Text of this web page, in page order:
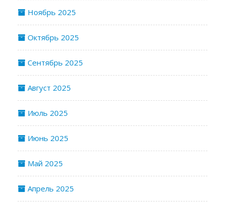
Ноябрь 2025
Октябрь 2025
Сентябрь 2025
Август 2025
Июль 2025
Июнь 2025
Май 2025
Апрель 2025